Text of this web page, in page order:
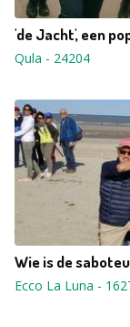
'de Jacht', een
Qula - 24204
Wie is de
Ecco La Luna -